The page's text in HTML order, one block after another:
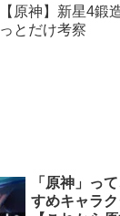
【原神】新星4鍛
っとだけ考察
「原神」っ
すめキャラ